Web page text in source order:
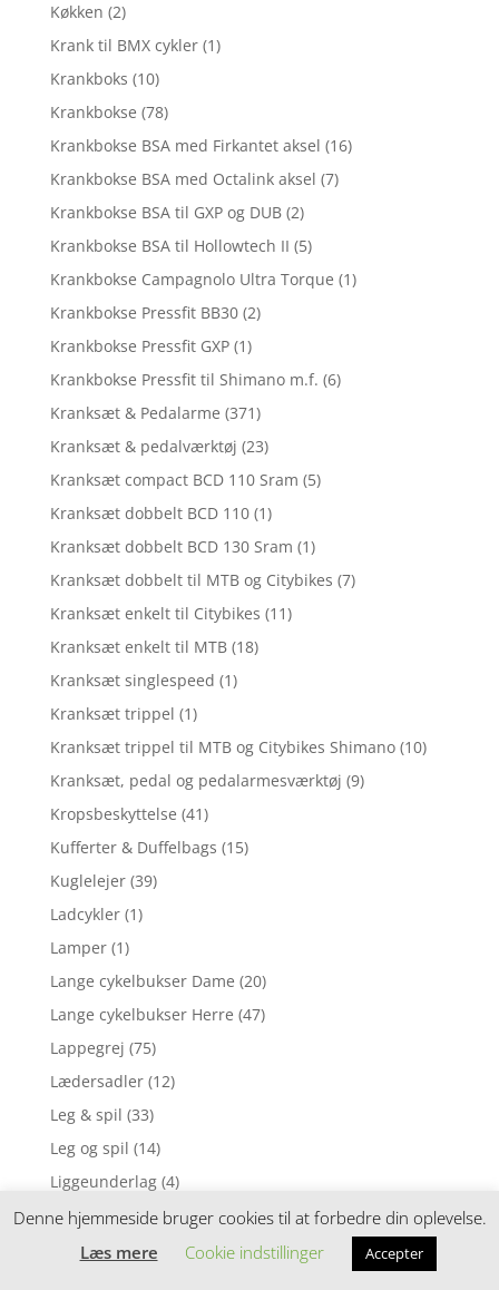
Køkken (2)
Krank til BMX cykler (1)
Krankboks (10)
Krankbokse (78)
Krankbokse BSA med Firkantet aksel (16)
Krankbokse BSA med Octalink aksel (7)
Krankbokse BSA til GXP og DUB (2)
Krankbokse BSA til Hollowtech II (5)
Krankbokse Campagnolo Ultra Torque (1)
Krankbokse Pressfit BB30 (2)
Krankbokse Pressfit GXP (1)
Krankbokse Pressfit til Shimano m.f. (6)
Kranksæt & Pedalarme (371)
Kranksæt & pedalværktøj (23)
Kranksæt compact BCD 110 Sram (5)
Kranksæt dobbelt BCD 110 (1)
Kranksæt dobbelt BCD 130 Sram (1)
Kranksæt dobbelt til MTB og Citybikes (7)
Kranksæt enkelt til Citybikes (11)
Kranksæt enkelt til MTB (18)
Kranksæt singlespeed (1)
Kranksæt trippel (1)
Kranksæt trippel til MTB og Citybikes Shimano (10)
Kranksæt, pedal og pedalarmesværktøj (9)
Kropsbeskyttelse (41)
Kufferter & Duffelbags (15)
Kuglelejer (39)
Ladcykler (1)
Lamper (1)
Lange cykelbukser Dame (20)
Lange cykelbukser Herre (47)
Lappegrej (75)
Lædersadler (12)
Leg & spil (33)
Leg og spil (14)
Liggeunderlag (4)
Lommelygter (1)
Lommelygter & pandelamper (7)
Denne hjemmeside bruger cookies til at forbedre din oplevelse.
Læs mere
Cookie indstillinger Accepter